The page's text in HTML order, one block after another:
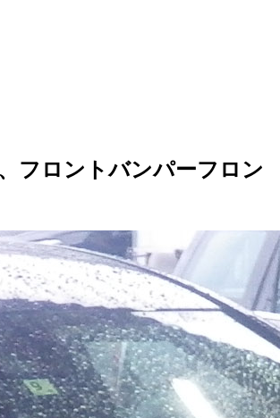
フロントバンパーフロン